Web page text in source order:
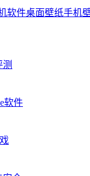
软件桌面壁纸手机
测
软件